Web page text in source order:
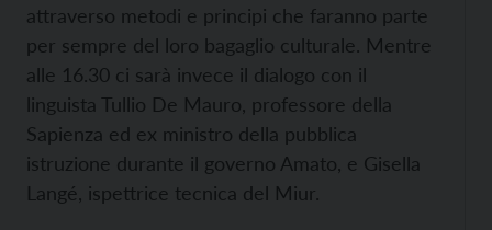
attraverso metodi e principi che faranno parte
per sempre del loro bagaglio culturale. Mentre
alle 16.30 ci sarà invece il dialogo con il
linguista Tullio De Mauro, professore della
Sapienza ed ex ministro della pubblica
istruzione durante il governo Amato, e Gisella
Langé, ispettrice tecnica del Miur.